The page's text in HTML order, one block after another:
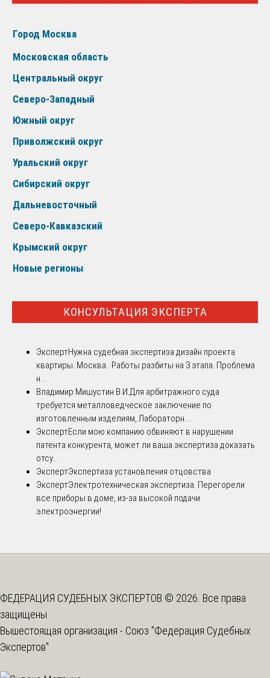
Город Москва
Московская область
Центральный округ
Северо-Западный
Южный округ
Приволжский округ
Уральский округ
Сибирский округ
Дальневосточный
Северо-Кавказский
Крымский округ
Новые регионы
КОНСУЛЬТАЦИЯ ЭКСПЕРТА
ЭкспертНужна судебная экспертиза дизайн проекта
квартиры. Москва. Работы разбиты на 3 этапа. Проблема
н...
Владимир Мишустин В.И.Для арбитражного суда
требуется металловедческое заключение по
изготовленным изделиям, Лабораторн...
ЭкспертЕсли мою компанию обвиняют в нарушении
патента конкурента, может ли ваша экспертиза доказать
отсу...
ЭкспертЭкспертиза установления отцовства
ЭкспертЭлектротехническая экспертиза. Перегорели
все приборы в доме, из-за высокой подачи
электроэнергии!
ФЕДЕРАЦИЯ СУДЕБНЫХ ЭКСПЕРТОВ © 2026. Все права
защищены
Вышестоящая организация - Союз "Федерация Судебных
Экспертов"